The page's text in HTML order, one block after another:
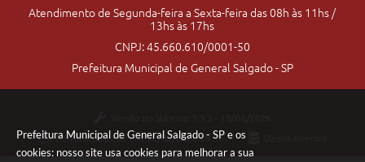
Prefeitura Municipal de General Salgado - SP e os
cookies: nosso site usa cookies para melhorar a sua
Atendimento de Segunda-feira a Sexta-feira das 08h às 11hs /
13hs às 17hs
CNPJ: 45.660.610/0001-50
Prefeitura Municipal de General Salgado - SP
Portal atualizado em:06/08/2026 09:36